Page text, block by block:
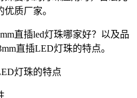
质厂家。
直插led灯珠哪家好？以及品
直插LED灯珠的特点。
灯珠的特点